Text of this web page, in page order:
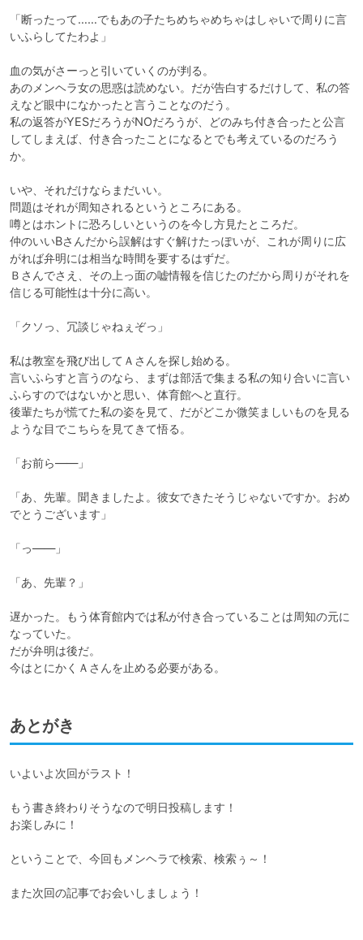
「断ったって……でもあの子たちめちゃめちゃはしゃいで周りに言
いふらしてたわよ」
血の気がさーっと引いていくのが判る。
あのメンヘラ女の思惑は読めない。だが告白するだけして、私の答
えなど眼中になかったと言うことなのだう。
私の返答がYESだろうがNOだろうが、どのみち付き合ったと公言
してしまえば、付き合ったことになるとでも考えているのだろう
か。
いや、それだけならまだいい。
問題はそれが周知されるというところにある。
噂とはホントに恐ろしいというのを今し方見たところだ。
仲のいいBさんだから誤解はすぐ解けたっぽいが、これが周りに広
がれば弁明には相当な時間を要するはずだ。
Ｂさんでさえ、その上っ面の嘘情報を信じたのだから周りがそれを
信じる可能性は十分に高い。
「クソっ、冗談じゃねぇぞっ」
私は教室を飛び出してＡさんを探し始める。
言いふらすと言うのなら、まずは部活で集まる私の知り合いに言い
ふらすのではないかと思い、体育館へと直行。
後輩たちが慌てた私の姿を見て、だがどこか微笑ましいものを見る
ような目でこちらを見てきて悟る。
「お前ら――」
「あ、先輩。聞きましたよ。彼女できたそうじゃないですか。おめ
でとうございます」
「っ――」
「あ、先輩？」
遅かった。もう体育館内では私が付き合っていることは周知の元に
なっていた。
だが弁明は後だ。
今はとにかくＡさんを止める必要がある。
あとがき
いよいよ次回がラスト！
もう書き終わりそうなので明日投稿します！
お楽しみに！
ということで、今回もメンヘラで検索、検索ぅ～！
また次回の記事でお会いしましょう！